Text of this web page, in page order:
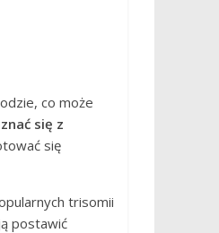
co może
się z
się
trisomii
postawić